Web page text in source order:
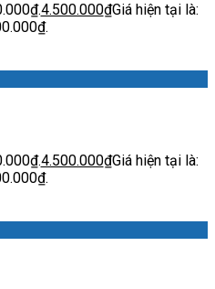
4.500.000₫Giá hiện tại là:
4.500.000₫Giá hiện tại là: